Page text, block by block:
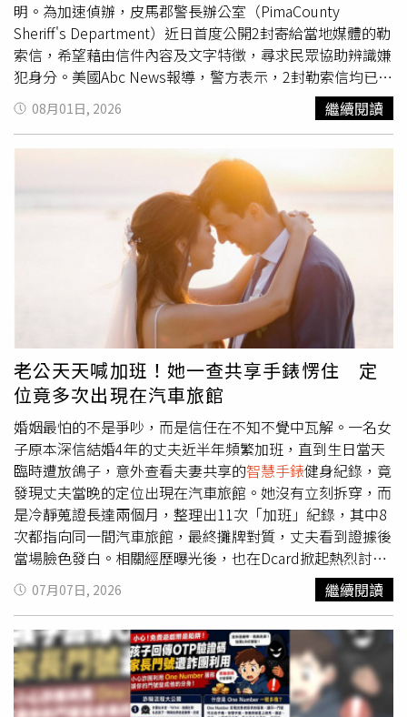
明。為加速偵辦，皮馬郡警長辦公室（PimaCounty
Sheriff's Department）近日首度公開2封寄給當地媒體的勒
索信，希望藉由信件內容及文字特徵，尋求民眾協助辨識嫌
犯身分。美國Abc News報導，警方表示，2封勒索信均已經
過部分遮蔽處理，但仍保留重要內容。調查人員指出，信件
中使用的遣詞用字、句法結構及語言習慣具有明顯個人特
色，不僅有助分析寫信者的心理狀態與犯案動機，也可能讓
熟識對方的人認出其寫作風格，因此決定對外公開，希望取
得更多關鍵線索。根據警方說明，第1封勒索信於2月2日寄
到圖森當地CBS電視台KOLD-TV，收件人寫的是莎凡娜。信
中宣稱，「我們抓走了妳的母親南希，她目前安全，但十分
害怕。」綁匪要求家屬支付數百萬美元等值的比特幣作為贖
金，並揚言若未如期付款，「她將會被殺害」。警方指出，
信件中還提及多項只有曾進入屋內者才可能知道的細節，包
智慧手錶，以及住家後院損壞的照明燈，
顯示嫌犯可能曾進入被害人住所，增加案件調查的重要性。
第2封勒索信則於2月6日寄出，收件人改為葛思里一家。信
中聲稱南希已經死亡，並寫道「她如今已長眠於大自然
中」。信件還表示，嫌犯「沒有完全了解她的身體狀況」，
並聲稱「從未打算傷害她，她是在遭帶走後不久過世」。信
件最後甚至向家屬道歉，寫道「無論你們做什麼，都無法改
變結果。我們希望你們知道這一點，也希望你們能找到平
靜。」不過，警方目前仍未證實信中內容是否屬實，南希至
今仍列為失蹤人口，案件仍持續偵辦中。在警方公開勒索信
後，莎凡娜於社群平台發文，再次向外界喊話，希望民眾提
供任何可能線索。她表示，半年來家人每天都努力振作，因
為那正是母親一直教導他們的人生態度，但失去親人的煎熬
從未減少。莎凡娜寫道，「每天醒來，我們都努力堅強、繼
續生活，但請不要誤會，我們的心早已支離破碎。」她同時
懇求外界協助，「我們真的很絕望，需要有人站出來。一定
有人知道什麼、懷疑什麼，或認得勒索信上的筆跡與文字風
格。」她也提醒，目前警方提供的懸賞金仍然有效，民眾可
透過匿名方式提供情報。最後她向母親深情喊話，「我們永
08月01日, 2026 繼續閱讀
老公天天喊加班！她一查共享手錶愣住 定
位竟多次出現在汽車旅館
婚姻最怕的不是爭吵，而是信任在不知不覺中瓦解。一名女
子原本深信結婚4年的丈夫近半年頻繁加班，直到生日當天
臨時遭放鴿子，意外查看夫妻共享的智慧手錶健身紀錄，竟
發現丈夫當晚的定位出現在汽車旅館。她沒有立刻拆穿，而
是冷靜蒐證長達兩個月，整理出11次「加班」紀錄，其中8
次都指向同一間汽車旅館，最終攤牌對質，丈夫看到證據後
當場臉色發白。相關經歷曝光後，也在Dcard掀起熱烈討
論。根據原PO發文表示，她與丈夫結婚4年，育有一名2歲
孩子。近半年來，丈夫經常以公司加班為由晚歸，她始終沒
有懷疑對方。直到上個月生日，夫妻原本約好一起享用大
餐，也提前將孩子託給保母照顧，不料丈夫卻臨時表示公司
有事無法赴約，讓她只能獨自過生日。她透露，當晚用餐後
滑手機時，突然想起夫妻曾開啟智慧手錶共享健身資料功
能，便查看丈夫的運動紀錄，沒想到發現丈夫當天晚間9時
07月07日, 2026 繼續閱讀